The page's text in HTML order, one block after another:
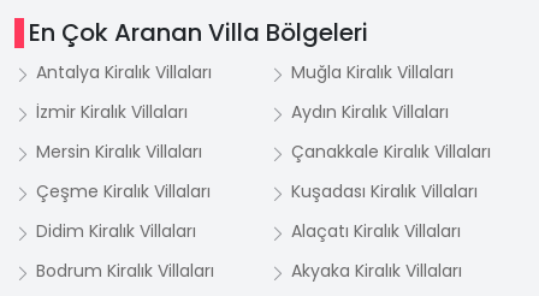
En Çok Aranan Villa Bölgeleri
Antalya Kiralık Villaları
Muğla Kiralık Villaları
İzmir Kiralık Villaları
Aydın Kiralık Villaları
Mersin Kiralık Villaları
Çanakkale Kiralık Villaları
Çeşme Kiralık Villaları
Kuşadası Kiralık Villaları
Didim Kiralık Villaları
Alaçatı Kiralık Villaları
Bodrum Kiralık Villaları
Akyaka Kiralık Villaları